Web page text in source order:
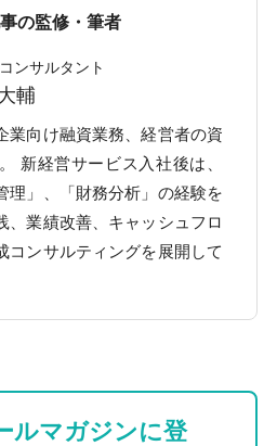
の監修・筆者
ンサルタント
輔
業向け融資業務、経営者の資
新経営サービス入社後は、
理」、「財務分析」の経験を
、業績改善、キャッシュフロ
コンサルティングを展開して
ルマガジンに登